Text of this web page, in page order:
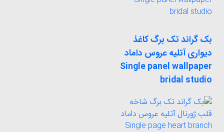
بک گراند تک برگ کاغذ
دیواری آتلیه عروس داماد
Single panel wallpaper
bridal studio